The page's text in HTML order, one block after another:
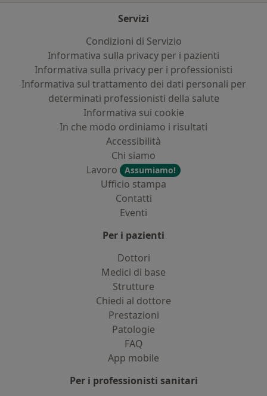
Servizi
Condizioni di Servizio
Informativa sulla privacy per i pazienti
Informativa sulla privacy per i professionisti
Informativa sul trattamento dei dati personali per
determinati professionisti della salute
Informativa sui cookie
In che modo ordiniamo i risultati
Accessibilità
Chi siamo
Lavoro
Assumiamo!
Ufficio stampa
Contatti
Eventi
Per i pazienti
Dottori
Medici di base
Strutture
Chiedi al dottore
Prestazioni
Patologie
FAQ
App mobile
Per i professionisti sanitari